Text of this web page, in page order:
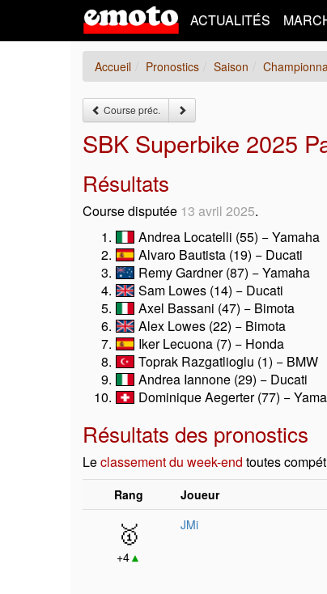
ACTUALITÉS
Accueil Pronostics Saison
Course préc.
SBK Superbike 2025
Résultats
Course disputée 13 avril 2025.
Andrea Locatelli (55) − Yamaha
Alvaro Bautista (19) − Ducati
Remy Gardner (87) − Yamaha
Sam Lowes (14) − Ducati
Axel Bassani (47) − Bimota
Alex Lowes (22) − Bimota
Iker Lecuona (7) − Honda
Toprak Razgatlioglu (1) − BMW
Andrea Iannone (29) − Ducati
Dominique Aegerter (77) −
Résultats des pronostics
Leclassement du week-end toutes
Rang Joueur
🥇
+4▲
JMi